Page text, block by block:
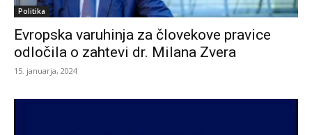
Politika
Evropska varuhinja za človekove pravice
odločila o zahtevi dr. Milana Zvera
15. januarja, 2024